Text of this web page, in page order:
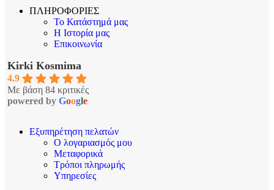
ΠΛΗΡΟΦΟΡΙΕΣ
Το Κατάστημά μας
Η Ιστορία μας
Επικοινωνία
Kirki Kosmima
4.9
Με βάση 84 κριτικές
powered by Google
Εξυπηρέτηση πελατών
Ο λογαριασμός μου
Μεταφορικά
Τρόποι πληρωμής
Υπηρεσίες